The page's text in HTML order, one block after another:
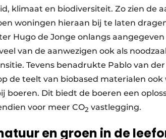
klimaat en biodiversiteit. Zo zien de
woningen hieraan bij te laten
Hugo de Jonge onlangs
van de aanwezigen ook als
Tevens benadrukte Pablo van
de teelt van biobased materialen
boeren. Dit biedt de boeren een
voor meer CO2 vastlegging.
en groen in de